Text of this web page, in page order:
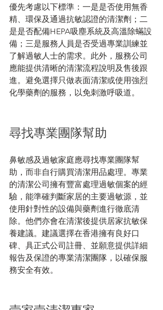
優先考慮以下標準：一是是否使用無香
精、環保及通過抗敏認證的清潔劑；二
是是否配備HEPA吸塵系統及高溫除蟎設
備；三是服務人員是否受過專業訓練並
了解過敏人士的需求。此外，服務公司
應能提供清晰的清潔流程說明及售後跟
進。避免選擇只做表面清潔或使用強烈
化學藥劑的服務，以免刺激呼吸道。
尋找專業團隊幫助
鼻敏感及過敏家庭應尋找專業團隊幫
助，而非自行購買清潔用品處理。專業
的清潔公司擁有豐富處理過敏個案的經
驗，能準確判斷家居的主要過敏源，並
使用針對性的設備與藥劑進行徹底清
除。他們亦會在清潔後提供居家抗敏保
養建議。建議選擇在香港擁有良好口
碑、具正式公司註冊、並願意提供詳細
報告及保證的專業清潔團隊，以確保服
務安全有效。